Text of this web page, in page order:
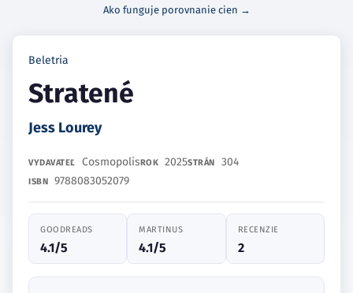
Ako funguje porovnanie cien →
Beletria
Stratené
Jess Lourey
VYDAVATEĽ CosmopolisROK 2025STRÁN 304
ISBN 9788083052079
GOODREADS
4.1/5
MARTINUS
4.1/5
RECENZIE
2